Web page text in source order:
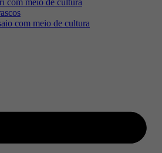
com meio de cultura
com meio de cultura